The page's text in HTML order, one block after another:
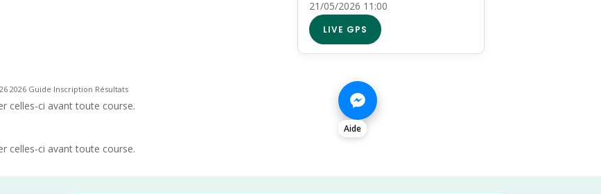
21/05/2026 11:00
LIVE GPS
2026 Guide Inscription Résultats
celles-ci avant toute course.
celles-ci avant toute course.
Aide